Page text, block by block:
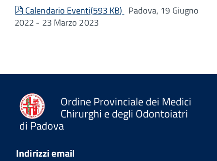
pdf
Calendario Eventi(593 KB) Padova, 19 Giugno
2022 - 23 Marzo 2023
Ordine Provinciale dei Medici
Chirurghi e degli Odontoiatri
di Padova
Indirizzi email